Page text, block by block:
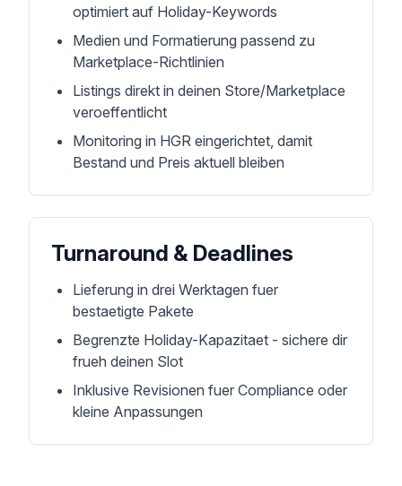
optimiert auf Holiday-Keywords
Medien und Formatierung passend zu
Marketplace-Richtlinien
Listings direkt in deinen Store/Marketplace
veroeffentlicht
Monitoring in HGR eingerichtet, damit
Bestand und Preis aktuell bleiben
Turnaround & Deadlines
Lieferung in drei Werktagen fuer
bestaetigte Pakete
Begrenzte Holiday-Kapazitaet - sichere dir
frueh deinen Slot
Inklusive Revisionen fuer Compliance oder
kleine Anpassungen